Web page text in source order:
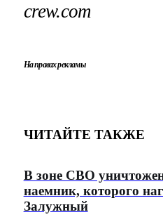
crew.com
На правах рекламы
ЧИТАЙТЕ ТАКЖЕ
В зоне СВО
наемник, которого
Залужный